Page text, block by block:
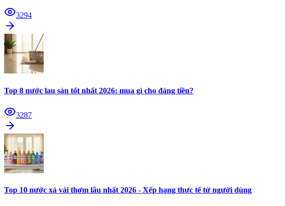
3294
Top 8 nước lau sàn tốt nhất 2026: mua gì cho đáng tiền?
3287
Top 10 nước xả vải thơm lâu nhất 2026 - Xếp hạng thực tế từ người dùng